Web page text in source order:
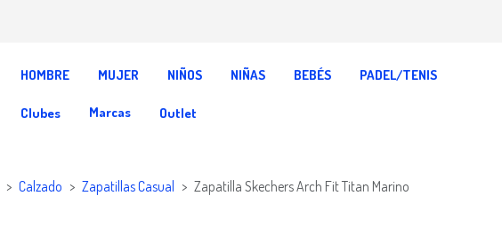
HOMBRE MUJER NIÑOS NIÑAS BEBÉS PADEL/TENIS
Clubes Marcas Outlet
Calzado Zapatillas Casual Zapatilla Skechers Arch Fit Titan Marino